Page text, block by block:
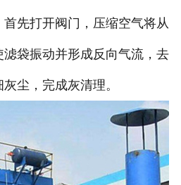
先打开阀门，压缩空气将从
袋振动并形成反向气流，去
尘，完成灰清理。